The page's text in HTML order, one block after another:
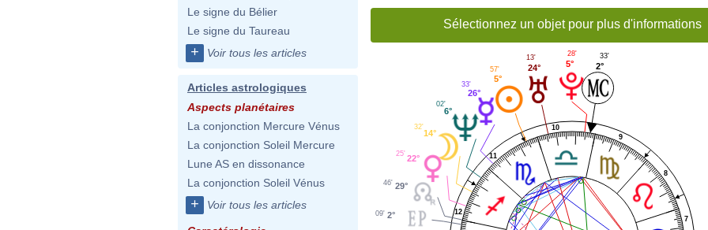
Le signe du Bélier
Le signe du Taureau
+ Voir tous les articles
Articles astrologiques
Aspects planétaires
La conjonction Mercure Vénus
La conjonction Soleil Mercure
Lune AS en dissonance
La conjonction Soleil Vénus
+ Voir tous les articles
Sélectionnez un objet pour plus d'informations
7
8
9
10
11
12
2°
33'
5°
28'
24°
13'
5°
57'
26°
33'
6°
02'
14°
32'
22°
25'
29°
46'
2°
09'